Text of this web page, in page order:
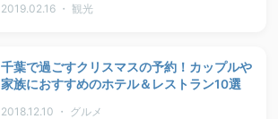
2019.02.16 ・ 観光
千葉で過ごすクリスマスの予約！カップルや
家族におすすめのホテル＆レストラン10選
2018.12.10 ・ グルメ